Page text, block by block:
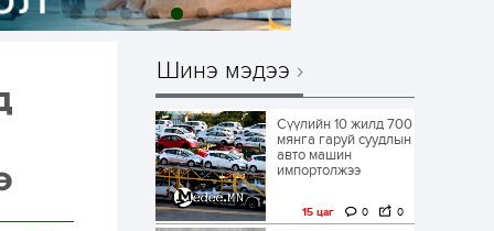
Шинэ мэдээ
Сүүлийн 10 жилд 700
мянга гаруй суудлын
авто машин
импортолжээ
15 цаг 0 0